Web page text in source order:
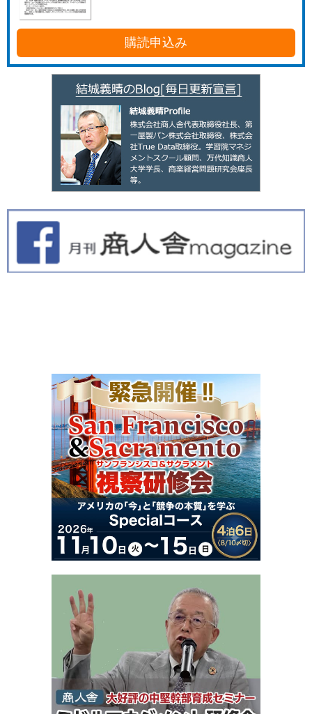
購読申込み